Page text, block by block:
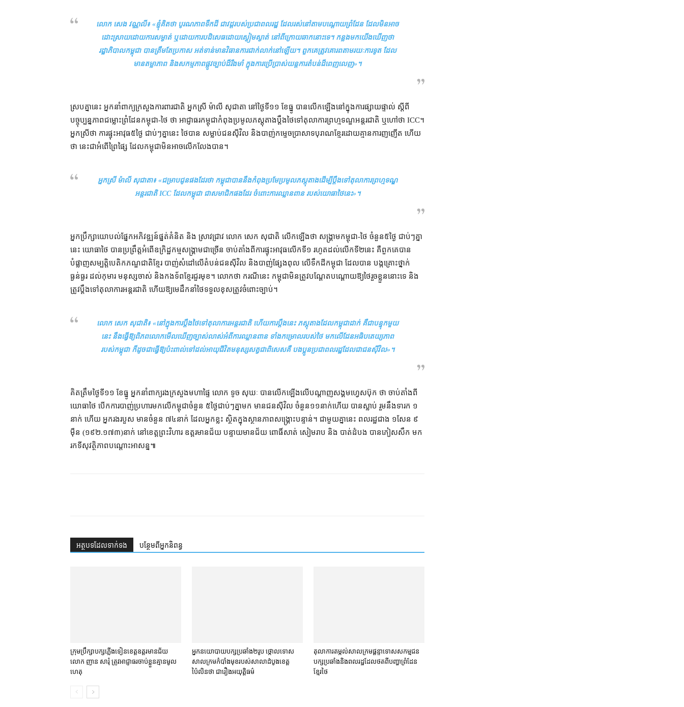
លោក សេង វណ្ណលី៖ «ខ្ញុំ​គិតថា បូរណភាព​ទឹកដី ជា​វដ្ដ​របស់​ប្រជាពលរដ្ឋ ដែល​រស់​នៅ​តាម​បណ្ដោយ​ព្រំដែន ដែល​មិនអាច​
ដោះស្រាយ​ដោយ​ការសម្ងាត់ ឬ​ដោយ​ការ​បដិសេធ​ដោយ​ស្ងៀមស្ងាត់ នៅ​ពីក្រោយ​ឆាក​នោះ​ទេ​។ កន្លង​មក​យើង​ឃើញថា
រដ្ឋាភិបាល​កម្ពុជា បាន​ត្រឹម​តែ​ប្រកាស អត់​ទាន់​មាន​វិធានការ​ជាក់លាក់​នៅឡើយ​។ ពួកគេ​ត្រូវ​គោរព​តាមរយៈ​ការទូត ដែល​
មាន​តម្លាភាព និង​សកម្មភាព​ផ្លូវច្បាប់​ដ៏​រឹងមាំ ក្នុង​ការ​ប្រើប្រាស់​យន្តការ​តំបន់​ដ៏​ពេញលេញ»។
ស្របគ្នា​នេះ អ្នកនាំពាក្យ​ក្រសួង​ការពារជាតិ អ្នកស្រី ម៉ាលី សុជាតា នៅ​ថ្ងៃទី​១១ ខែធ្នូ បាន​លើកឡើង​នៅ​ក្នុង​ការផ្សាយ​ផ្ទាល់ ស្ដីពី​
បច្ចុប្បន្នភាព​ជម្លោះព្រំដែន​កម្ពុជា​-​ថៃ ថា អាជ្ញាធរ​កម្ពុជា​កំពុង​ប្រមូល​ភស្តុតាង​ប្ដឹង​ថៃ​ទៅ​តុលាការ​ព្រហ្មទណ្ឌ​អន្តរជាតិ ឬ​ហៅថា ICC​។
អ្នកស្រី​ថា ការ​ផ្ទុះ​អាវុធ​៥​ថ្ងៃ ជាប់ៗ​គ្នា​នេះ ថៃ​បាន សម្លាប់​ជន​ស៊ីវិល និង​បាញ់​កម្ទេច​ប្រាសាទ​បុរាណ​ខ្មែរ​ដោយ​គ្មាន​ការ​ញញើត ហើយ​
ថា នេះ​ជា​អំពើ​ព្រៃផ្សៃ ដែល​កម្ពុជា​មិន​អាច​លើកលែង​បាន។
អ្នកស្រី ម៉ាលី សុជាតា៖ «ជម្រាប​ជូន​ផង​ដែរ​ថា កម្ពុជា​បាន​នឹង​កំពុង​ប្រមែប្រមូល​ភស្តុតាង​ដើម្បី​ប្ដឹង​ទៅ​តុលាការ​ព្រហ្មទណ្ឌ​
អន្តរជាតិ ICC ដែល​កម្ពុជា ជា​សមាជិក​ផង​ដែរ ចំពោះ​ការឈ្លានពាន របស់​យោធា​ថៃ​នេះ»។
អ្នក​ប្រឹក្សា​យោបល់​ផ្នែក​អភិវឌ្ឍន៍​ផ្នត់គំនិត និង ស្រាវជ្រាវ លោក សេក សុជាតិ លើកឡើង​ថា សង្គ្រាម​កម្ពុជា​-​ថៃ ចំនួន​៥​ថ្ងៃ ជាប់ៗ​គ្នា​
នេះ យោធា​ថៃ បាន​ប្រព្រឹត្ត​អំពើ​ឧក្រិដ្ឋកម្ម​សង្គ្រាម​ជាច្រើន ចាប់តាំងពី​ការ​ផ្ទុះអាវុធ​លើក​ទី​១ រហូតដល់​លើក​ទី​២​នេះ គឺ​ពួកគេ​បាន​
បំផ្លាញ​សម្បត្តិ​បេតិកភណ្ឌ​ជាតិខ្មែរ បាញ់​សំដៅលើ​តំបន់​ជន​ស៊ីវិល និង​បាញ់​ផ្សែង​ពុល លើ​ទឹកដី​កម្ពុជា ដែល​បាន បង្ក​គ្រោះថ្នាក់​
ធ្ងន់ធ្ងរ ដល់​កុមារ មនុស្ស​ចាស់ និង​កងទ័ព​ខ្មែរ​ជួរមុខ​។ លោក​ថា ករណីនេះ កម្ពុជា​មិន​ត្រូវ​បណ្ដែតបណ្ដោយ​ឱ្យ​ថៃ​រួចខ្លួន​នោះ​ទេ និង
ត្រូវ​ប្ដឹង​ទៅ​តុលាការ​អន្តរជាតិ ហើយ​ឱ្យ​មេដឹកនាំ​ថៃ​ទទួលខុសត្រូវ​ចំពោះ​ច្បាប់។
លោក សេក សុជាតិ៖ «នៅក្នុង​ការ​ប្ដឹង​ថៃ​ទៅ​តុលាការអន្តរជាតិ ហើយ​ការ​ប្ដឹង​នេះ ភស្តុតាង​ដែល​កម្ពុជា​ដាក់ គឺជា​បន្ទុក​មួយ​
នេះ នឹង​ធ្វើ​ឱ្យ​ពិភពលោក​មើលឃើញ​ច្បាស់លាស់​អំពី​ការឈ្លានពាន ទាំង​កម្រោល​របស់​ថៃ មក​លើ​ដែន​អធិបតេយ្យភាព​
របស់​កម្ពុជា ក៏ដូចជា​ធ្វើ​ឱ្យ​ប៉ះពាល់​ទៅដល់​អាយុជីវិត​មនុស្ស​សត្វ​ជាពិសេស​គឺ បងប្អូន​ប្រជាពលរដ្ឋ​ដែល​ជា​ជន​ស៊ីវិល»។
គិត​ត្រឹម​ថ្ងៃទី​១១ ខែធ្នូ អ្នកនាំពាក្យ​រង​ក្រសួង​មហាផ្ទៃ លោក ទូច សុឃៈ បាន​លើកឡើង​លើ​បណ្ដាញ​សង្គម​ហ្វេសប៊ុក ថា ចាប់តាំងពី​
យោធា​ថៃ បើក​ការ​បាញ់ប្រហារ​មក​លើ​កម្ពុជា​ចំនួន ៥​ថ្ងៃ​ជាប់ៗ​គ្នា​មក មាន​ជន​ស៊ីវិល ចំនួន​១១​នាក់​ហើយ បាន​ស្លាប់ រួម​នឹង​ទារក ១​
នាក់ ហើយ អ្នក​រងរបួស មាន​ចំនួន ៧៤​នាក់ ដែល​អ្នកខ្លះ ស្ថិត​ក្នុង​ស្ថានភាព​សង្គ្រោះ​បន្ទាន់។ ជាមួយ​គ្នា​នេះ ពលរដ្ឋ​ជាង ១​សែន ៩​
ម៉ឺន (១៩២.១៧៣)​នាក់ នៅ​ខេត្តព្រះវិហារ ឧត្តរមានជ័យ បន្ទាយមានជ័យ ពោធិ៍សាត់ សៀមរាប និង បាត់ដំបង បាន​ភៀស​សឹក មក​
រក​ទី​សុវត្ថិភាព​បណ្ដោះអាសន្ន៕
អត្ថបទ​ដែល​ទាក់ទង បន្ថែម​ពី​អ្នកនិពន្ធ
ក្រុមប្រឹក្សា​បក្ស​ភ្លើងទៀន​ខេត្ត​ឧត្ដរមានជ័យ
លោក ញាន សារុំ ត្រូវ​អាជ្ញាធរ​ចាប់ខ្លួន​គ្មាន​មូល
ហេតុ
អ្នកនយោបាយ​បក្ស​ប្រឆាំង​២​រូប ថ្កោលទោស​
សាលក្រម​កំបាំងមុខ​របស់​សាលាដំបូង​ខេត្ត​
ប៉ៃលិន​ថា ជា​រឿង​អយុត្តិធម៌
តុលាការ​តម្កល់​សាលក្រម​ផ្ដន្ទាទោស​សកម្មជន​
បក្ស​ប្រឆាំង​និង​ពលរដ្ឋ​ដែល​ថត​ពី​បញ្ហា​ព្រំដែន​
ខ្មែរ​ថៃ